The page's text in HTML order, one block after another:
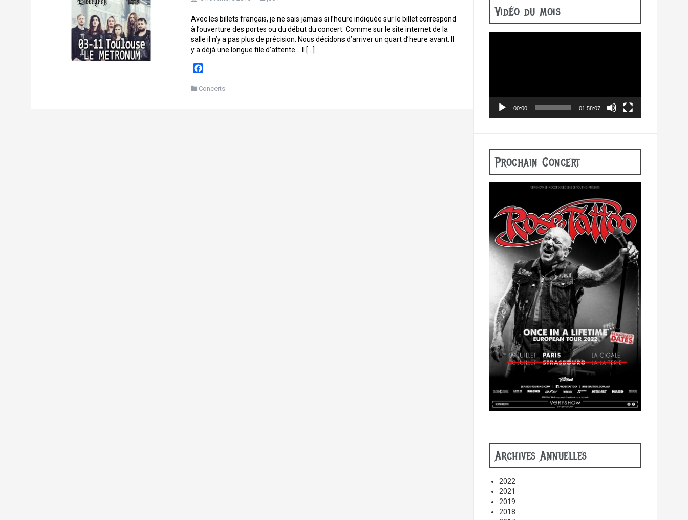
Avec les billets français, je ne sais jamais si l’heure indiquée sur le billet correspond
à l’ouverture des portes ou du début du concert. Comme sur le site internet de la
salle il n’y a pas plus de précision. Nous décidons d’arriver un quart d’heure avant. Il
y a déjà une longue file d’attente… Il […]
c
Concerts
Vidéo du mois
00:00 01:58:07
Prochain Concert
Archives Annuelles
2022
2021
2019
2018